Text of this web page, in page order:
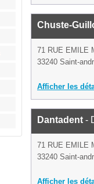
Chuste-
71 RUE EMILE
33240 Saint-
Afficher les
Dantadent -
71 RUE EMILE
33240 Saint-
Afficher les